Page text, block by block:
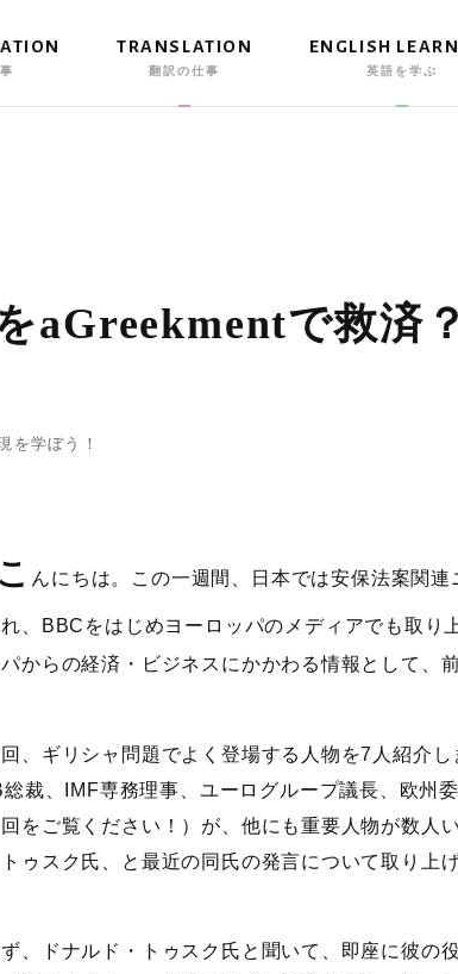
TRANSLATION
翻訳の仕事
ENGLISH
英語を学ぶ
で救済
を学ぼう！
んにちは。この一週間、日本では安保法案関
、BBCをはじめヨーロッパのメディアでも取り
パからの経済・ビジネスにかかわる情報として、
、ギリシャ問題でよく登場する人物を7人紹介し
総裁、IMF専務理事、ユーログループ議長、欧
をご覧ください！）が、他にも重要人物が数人
トゥスク氏、と最近の同氏の発言について取り上げ
、ドナルド・トゥスク氏と聞いて、即座に彼の